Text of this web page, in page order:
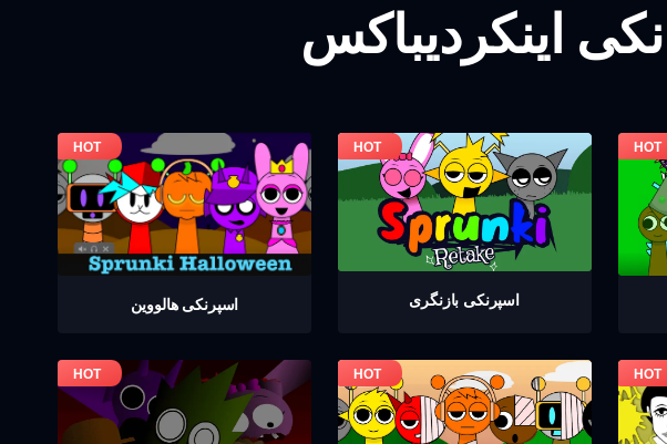
اینکردیباکس
اسپرنکی هالووین اسپرنکی بازنگری